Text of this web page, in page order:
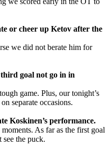
or cheer up Ketov after the
we did not berate him for
goal not go in in
game. Plus, our tonight’s
separate occasions.
Koskinen’s performance.
As far as the first goal
see the puck.